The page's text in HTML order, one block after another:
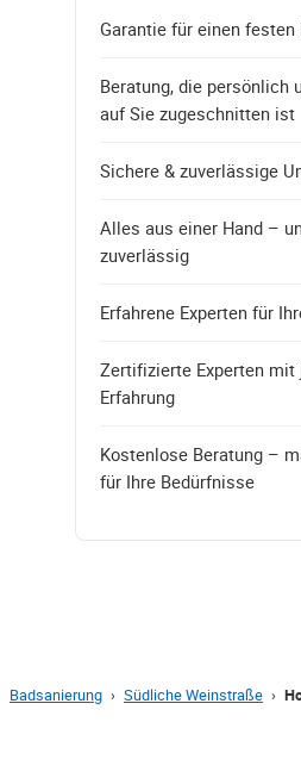
Garantie für einen festen
Beratung, die persönlich
auf Sie zugeschnitten ist
Sichere & zuverlässige
Alles aus einer Hand –
zuverlässig
Erfahrene Experten für
Zertifizierte Experten mit
Erfahrung
Kostenlose Beratung –
für Ihre Bedürfnisse
Badsanierung › Südliche Weinstraße ›